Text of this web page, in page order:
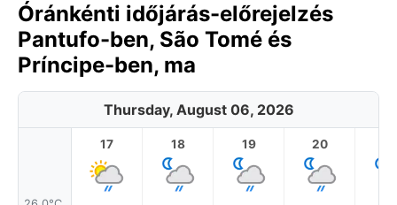
Óránkénti időjárás-előrejelzés
Pantufo-ben, São Tomé és
Príncipe-ben, ma
Thursday, August 06, 2026
17 18 19 20